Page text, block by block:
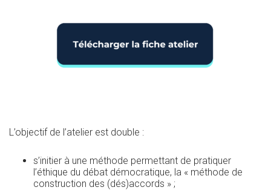
L’objectif de l’atelier est double :
s’initier à une méthode permettant de pratiquer
l’éthique du débat démocratique, la « méthode de
construction des (dés)accords » ;